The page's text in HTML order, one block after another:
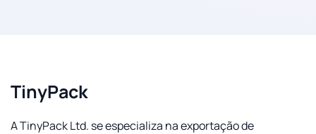
TinyPack
A TinyPack Ltd. se especializa na exportação de